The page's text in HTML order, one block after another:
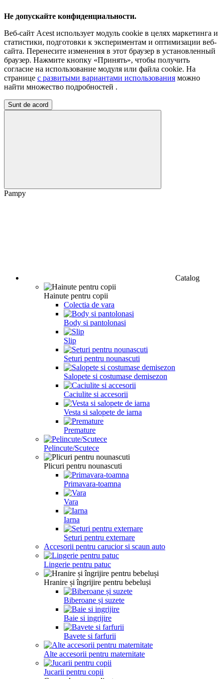
Не допускайте конфиденциальности.
Веб-сайт Acest использует модуль cookie в целях маркетинга и
статистики, подготовки к экспериментам и оптимизации веб-
сайта. Перенесите изменения в этот браузер в установленный
браузер. Нажмите кнопку «Принять», чтобы получить
согласие на использование модуля или файла cookie. На
странице с развитыми вариантами использования можно
найти множество подробностей .
Sunt de acord
Pampy
Catalog
Hainute pentru copii
Colectia de vara
Body si pantolonasi
Slip
Seturi pentru nounascuti
Salopete si costumase demisezon
Caciulite si accesorii
Vesta si salopete de iarna
Premature
Pelincute/Scutece
Plicuri pentru nounascuti
Primavara-toamna
Vara
Iarna
Seturi pentru externare
Accesorii pentru carucior si scaun auto
Lingerie pentru patuc
Hranire și îngrijire pentru bebeluși
Biberoane și suzete
Baie si ingrijire
Bavete si farfurii
Alte accesorii pentru maternitate
Jucarii pentru copii